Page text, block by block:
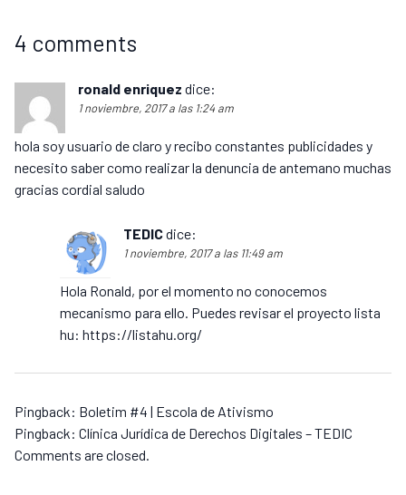
4 comments
ronald enriquez dice:
1 noviembre, 2017 a las 1:24 am
hola soy usuario de claro y recibo constantes publicidades y
necesito saber como realizar la denuncia de antemano muchas
gracias cordial saludo
TEDICdice:
1 noviembre, 2017 a las 11:49 am
Hola Ronald, por el momento no conocemos
mecanismo para ello. Puedes revisar el proyecto lista
hu: https://listahu.org/
Pingback: Boletim #4 | Escola de Ativismo
Pingback: Clínica Jurídica de Derechos Digitales – TEDIC
Comments are closed.